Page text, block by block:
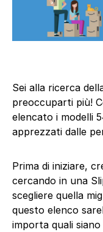
Sei alla ricerca
preoccuparti più!
elencato i modelli
apprezzati dalle
Prima di iniziare,
cercando in una
scegliere quella
questo elenco
importa quali